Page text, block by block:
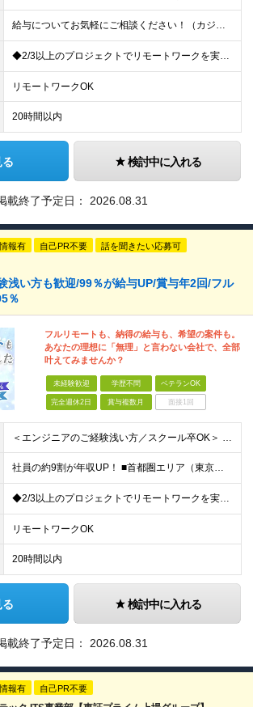
給与についてお気軽にご相談ください！（カジュアル面談可能） 月給35万円～＋各種手当＋賞与2回 ※固定残業代は、時間外労働の有無に関わらず40時間分を87,500円～支給 ※超過分は別途支給 ※試用
◆2/3以上のプロジェクトでリモートワークを実施中！ ≪自社拠点≫ ・東京本社／東京都千代田区丸の内二丁目6番1号 丸の内パークビルディング6階 ・関西支社／⼤阪府⼤阪市中央区安⼟町2-3-13 ⼤
リモートワークOK
20時間以内
検討中に入れる
載終了予定日： 2026.08.31
報有 自己PR不要 話を聞きたい応募可
浅い方も歓迎/99％が給与UP/賞与年2回/フル
％
フルリモートも、納得の給与も、希望の案件も。
あなたの理想に「無理」と言わない会社で、全部
叶えてみませんか？
未経験歓迎 学歴不問 ベテランOK
完全週休2日 賞与複数月 面接1回
＜エンジニアのご経験浅い方／スクール卒OK＞ ◆学歴不問 ◆未経験OK ＜こんな方は大歓迎！＞ ◎今の収入に不満がある方 ◎新しい言語・スキルに挑戦したい方 ◎腰を据えて活躍したい方 ◎頑張りを評価
社員の約9割が年収UP！ ■首都圏エリア（東京、神奈川、千葉、埼玉勤務） 月給25万円～26万円（固定残業代含む） ※固定残業代は、時間外労働の有無に関わらず17時間分を30,000円～31,200
◆2/3以上のプロジェクトでリモートワークを実施中！ ≪自社拠点≫ ・東京本社／東京都千代田区丸の内二丁目6番1号 丸の内パークビルディング6階 ・関西支社／⼤阪府⼤阪市中央区安⼟町2-3-13 ⼤
リモートワークOK
20時間以内
検討中に入れる
載終了予定日： 2026.08.31
報有 自己PR不要